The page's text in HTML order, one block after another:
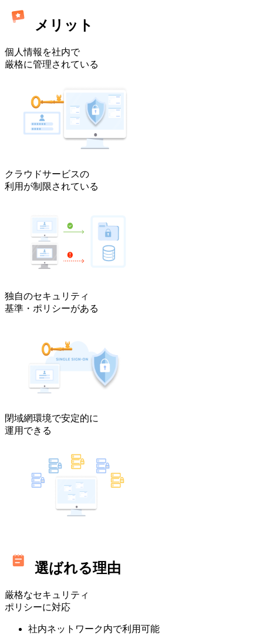
メリット
個人情報を社内で
厳格に管理されている
クラウドサービスの
利用が制限されている
独自のセキュリティ
基準・ポリシーがある
閉域網環境で安定的に
運用できる
選ばれる理由
厳格なセキュリティ
ポリシーに対応
社内ネットワーク内で利用可能